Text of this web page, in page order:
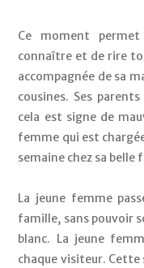
Ce moment
connaître et de rire
accompagnée de sa
cousines. Ses
cela est signe de
femme qui est
semaine chez sa belle
La jeune femme
famille, sans pouvoir
blanc. La jeune
chaque visiteur.